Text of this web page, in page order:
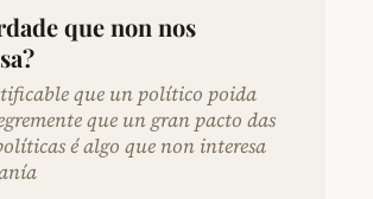
que non nos
que un político poida
que un gran pacto das
é algo que non interesa